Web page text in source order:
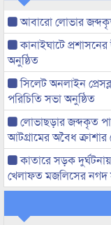
আবারো লোভার
কানাইঘাটে
অনুষ্ঠিত
সিলেট অনলাইন
পরিচিতি সভা অনুষ্ঠিত
লোভাছড়ার জব্দকৃত
আটগ্রামের অবৈধ
কাতারে সড়ক
খেলাফত মজলিসের নগদ